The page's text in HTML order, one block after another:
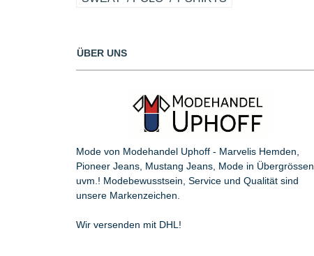
ÜBER UNS
Mode von Modehandel Uphoff - Marvelis Hemden,
Pioneer Jeans, Mustang Jeans, Mode in Übergrössen
uvm.! Modebewusstsein, Service und Qualität sind
unsere Markenzeichen.
Wir versenden mit DHL!